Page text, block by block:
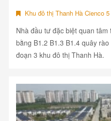
Khu đô thị Thanh Hà Cienco
Nhà đầu tư đặc biệt quan
bằng B1.2 B1.3 B1.4 quây
đoạn 3 khu đô thị Thanh Hà.